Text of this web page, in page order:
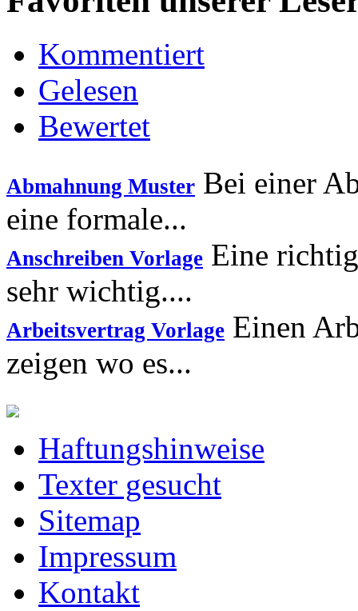
Kommentiert
Gelesen
Bewertet
Abmahnung Muster Bei einer
eine formale...
Anschreiben Vorlage Eine
sehr wichtig....
Arbeitsvertrag Vorlage Einen
zeigen wo es...
Haftungshinweise
Texter gesucht
Sitemap
Impressum
Kontakt